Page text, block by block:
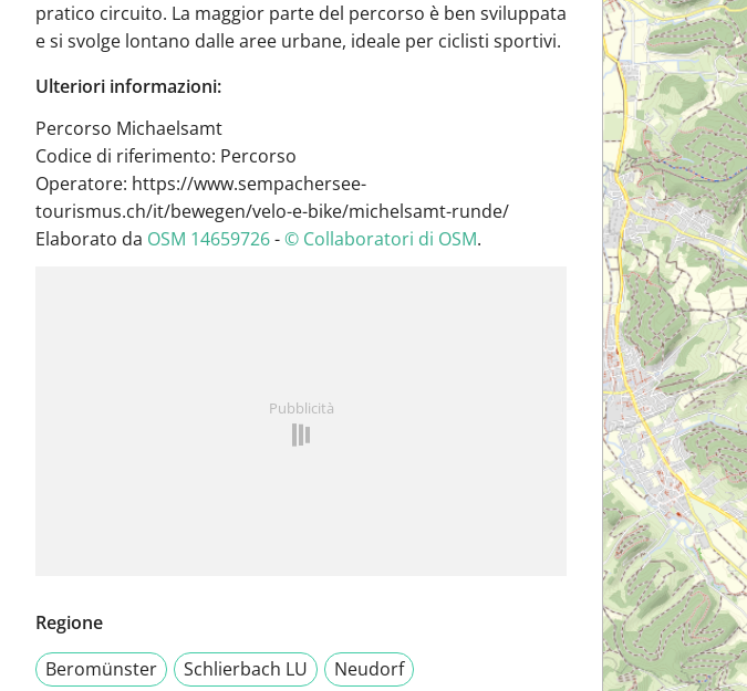
pratico circuito. La maggior parte del percorso è ben sviluppata
e si svolge lontano dalle aree urbane, ideale per ciclisti sportivi.
Ulteriori informazioni:
Percorso Michaelsamt
Codice di riferimento: Percorso
Operatore: https://www.sempachersee-
tourismus.ch/it/bewegen/velo-e-bike/michelsamt-runde/
Elaborato da OSM 14659726-© Collaboratori di OSM.
Pubblicità
Regione
Beromünster
Schlierbach LU
Neudorf